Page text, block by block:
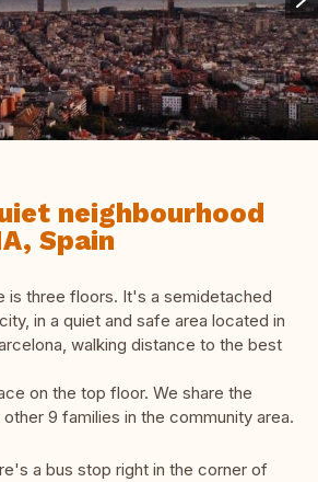
neighbourhood
Spain
is three floors. It's a semidetached
in a quiet and safe area located in
walking distance to the best
on the top floor. We share the
9 families in the community area.
a bus stop right in the corner of